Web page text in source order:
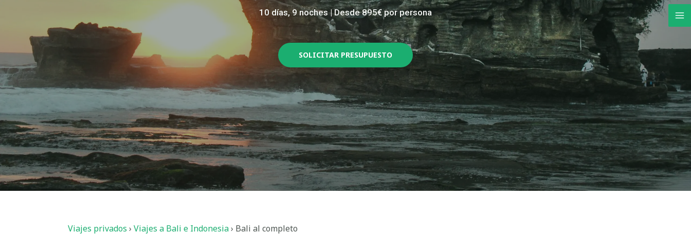
10 días, 9 noches | Desde 895€ por persona
SOLICITAR PRESUPUESTO
Viajes privados › Viajes a Bali e Indonesia› Bali al completo